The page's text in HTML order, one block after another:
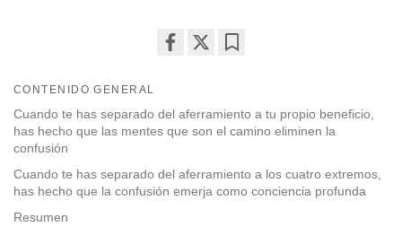
facebook
CONTENIDO GENERAL
Cuando te has separado del aferramiento a tu propio beneficio,
has hecho que las mentes que son el camino eliminen la
confusión
Cuando te has separado del aferramiento a los cuatro extremos,
has hecho que la confusión emerja como conciencia profunda
Resumen